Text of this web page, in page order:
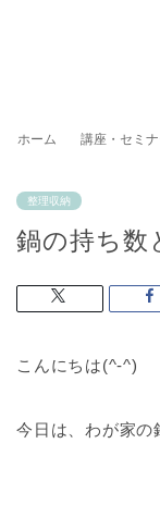
ホーム 講座・セミ
整理収納
鍋の持ち数
こんにちは(^-^)
今日は、わが家の